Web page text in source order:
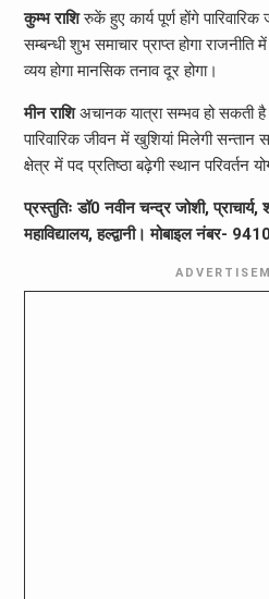
कुम्भ राशिरुकें हुए कार्य पूर्ण होंगे
सम्बन्धी शुभ समाचार प्राप्त होगा राजनीति में
व्यय होगा मानसिक तनाव दूर होगा।
मीन राशिअचानक यात्रा सम्भव हो सकती
पारिवारिक जीवन में खुशियां मिलेगी सन्तान
क्षेत्र में पद प्रतिष्ठा बढ़ेगी स्थान परिवर्तन
प्रस्तुतिः डॉ0 नवीन चन्द्र जोशी, प्राचार्य,
महाविद्यालय, हल्द्वानी। मोबाइल नंबर-